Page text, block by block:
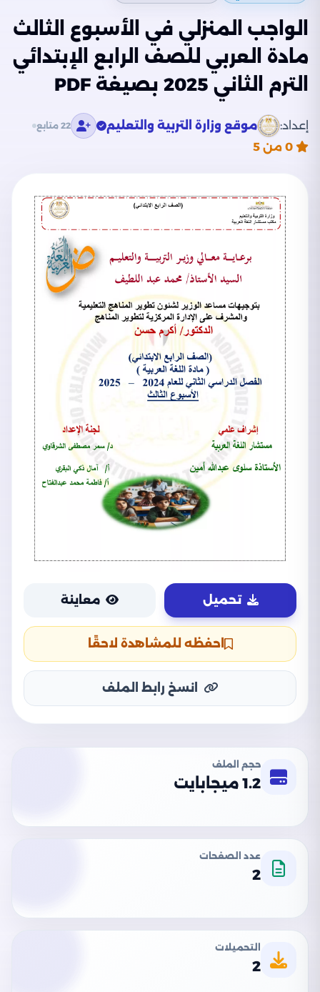
الواجب المنزلي في الأسبوع الثالث
مادة العربي للصف الرابع الإبتدائي
الترم الثاني 2025 بصيغة PDF
إعداد: موقع وزارة التربية والتعليم 22 متابع
0 من 5
تحميل معاينة
احفظه للمشاهدة لاحقًا
انسخ رابط الملف
حجم الملف
1.2 ميجابايت
عدد الصفحات
2
التحميلات
2